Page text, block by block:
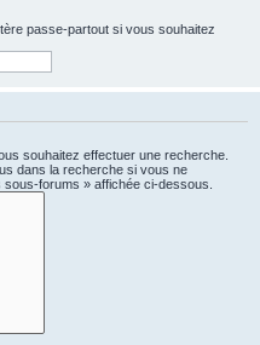
passe-partout si vous souhaitez
souhaitez effectuer une recherche.
dans la recherche si vous ne
forums » affichée ci-dessous.